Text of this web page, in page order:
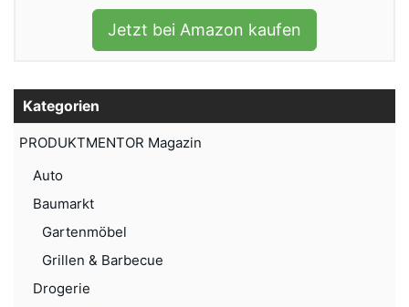
Jetzt bei Amazon kaufen
Kategorien
PRODUKTMENTOR Magazin
Auto
Baumarkt
Gartenmöbel
Grillen & Barbecue
Drogerie